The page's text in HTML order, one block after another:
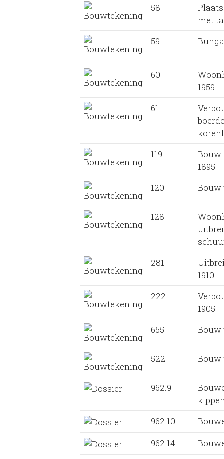
58
met
59
60
1959
61
119
Bouw
1895
120
Bouw
128
281
1910
222
1905
655
Bouw
522 Bouw
962.9
962.10
962.14